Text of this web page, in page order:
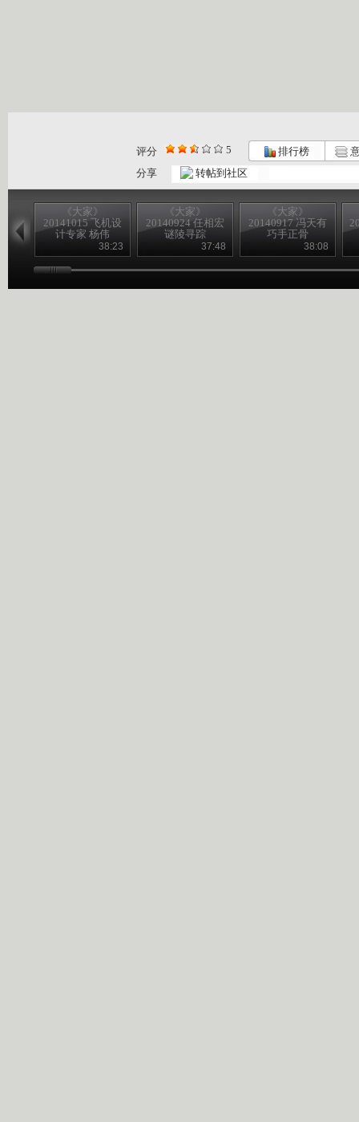
评分 5 排行榜
分享
转帖到社区
《大家》
20141015 飞机设
计专家 杨伟
38:23
《大家》
20140924 任相宏
谜陵寻踪
37:48
《大家》
20140917 冯天有
巧手正骨
38:08